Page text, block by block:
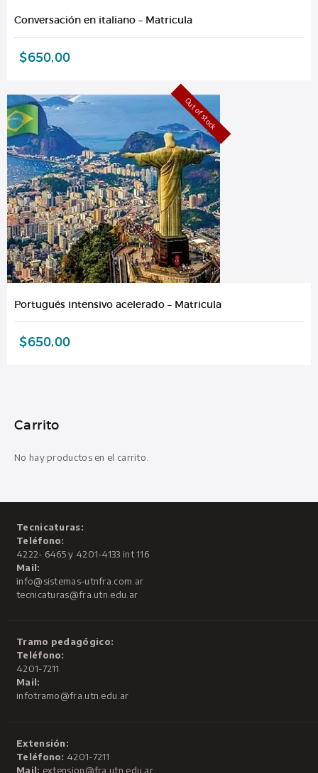
Conversación en italiano – Matricula
$650,00
Out of stock
Portugués intensivo acelerado – Matricula
$650,00
Carrito
No hay productos en el carrito.
Tecnicaturas:
Teléfono:
4222- 6465 y 4201-4133 int 116
Mail:
info@sistemas-utnfra.com.ar
tecnicaturas@fra.utn.edu.ar
Tramo pedagógico:
Teléfono:
4201-7211
Mail:
infotramo@fra.utn.edu.ar
Extensión:
Teléfono: 4201-7211
Mail: extension@fra.utn.edu.ar